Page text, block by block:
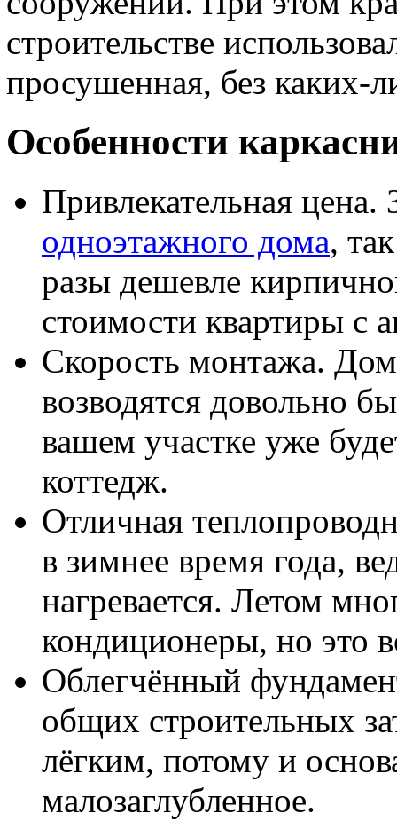
строительстве
просушенная, без каких-
Особенности
Привлекательная цена.
одноэтажного дома,
разы дешевле
стоимости квартиры с
Скорость монтажа.
возводятся довольно
вашем участке уже
коттедж.
Отличная
в зимнее время года,
нагревается. Летом
кондиционеры, но это
Облегчённый
общих строительных
лёгким, потому и
малозаглубленное.